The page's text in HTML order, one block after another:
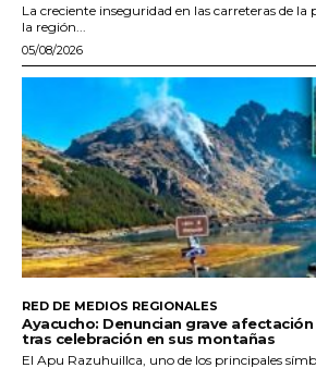
La creciente inseguridad en las carreteras de la
la región...
05/08/2026
RED DE MEDIOS REGIONALES
Ayacucho: Denuncian grave afectación
tras celebración en sus montañas
El Apu Razuhuillca, uno de los principales